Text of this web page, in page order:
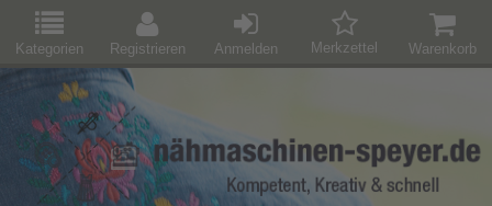
Kategorien Registrieren Anmelden Merkzettel Warenkorb